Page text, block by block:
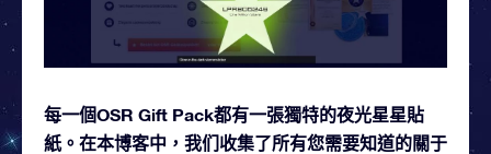
每一個OSR Gift Pack都有一張獨特的夜光星星貼
紙。在本博客中，我们收集了所有您需要知道的關于